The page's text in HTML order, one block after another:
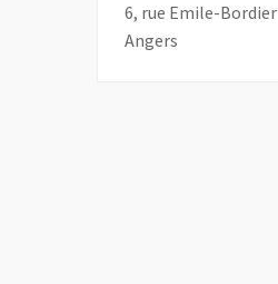
6, rue Emile-Bordier
Angers